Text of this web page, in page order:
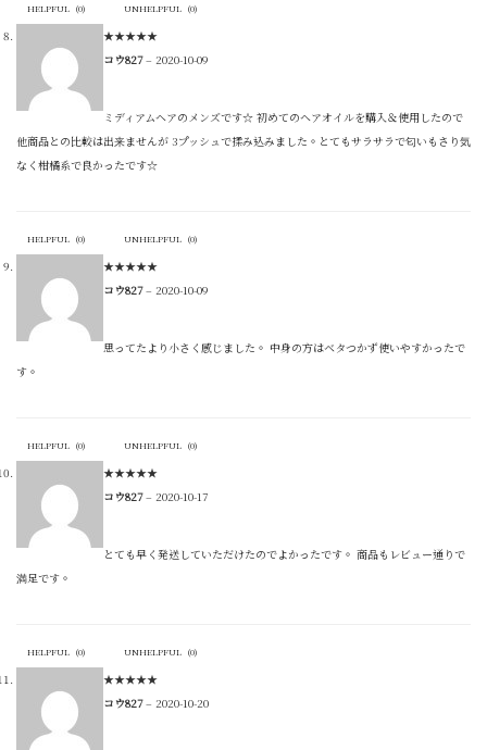
HELPFUL (0) UNHELPFUL (0)
★★★★★
コウ827– 2020-10-09
ミディアムヘアのメンズです☆ 初めてのヘアオイルを購入＆使用したので
他商品との比較は出来ませんが 3プッシュで揉み込みました。とてもサラサラで匂いもさり気
なく柑橘系で良かったです☆
HELPFUL (0) UNHELPFUL (0)
★★★★★
コウ827– 2020-10-09
思ってたより小さく感じました。 中身の方はベタつかず使いやすかったで
す。
HELPFUL (0) UNHELPFUL (0)
★★★★★
コウ827– 2020-10-17
とても早く発送していただけたのでよかったです。 商品もレビュー通りで
満足です。
HELPFUL (0) UNHELPFUL (0)
★★★★★
コウ827– 2020-10-20